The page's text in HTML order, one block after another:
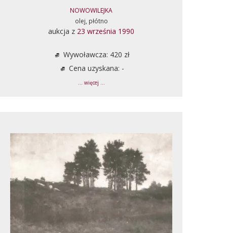
NOWOWILEJKA
olej, płótno
aukcja z 23 września 1990
Wywoławcza: 420 zł
Cena uzyskana: -
... więcej ...